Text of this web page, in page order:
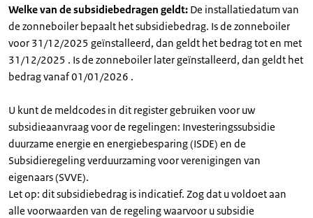
Welke van de subsidiebedragen geldt: De installatiedatum van
de zonneboiler bepaalt het subsidiebedrag. Is de zonneboiler
voor 31/12/2025 geïnstalleerd, dan geldt het bedrag tot en met
31/12/2025 . Is de zonneboiler later geïnstalleerd, dan geldt het
bedrag vanaf 01/01/2026 .
U kunt de meldcodes in dit register gebruiken voor uw
subsidieaanvraag voor de regelingen: Investeringssubsidie
duurzame energie en energiebesparing (ISDE) en de
Subsidieregeling verduurzaming voor verenigingen van
eigenaars (SVVE).
Let op: dit subsidiebedrag is indicatief. Zog dat u voldoet aan
alle voorwaarden van de regeling waarvoor u subsidie